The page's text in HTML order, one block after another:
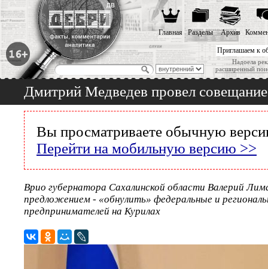
Приглашаем к
Надоела
расширенный
Главная Разделы Архив
Дмитрий Медведев провел
Вы просматриваете обычную
Перейти на мобильную версию >>
Врио губернатора Сахалинской области Валерий
предложением - «обнулить» федеральные и
предпринимателей на Курилах